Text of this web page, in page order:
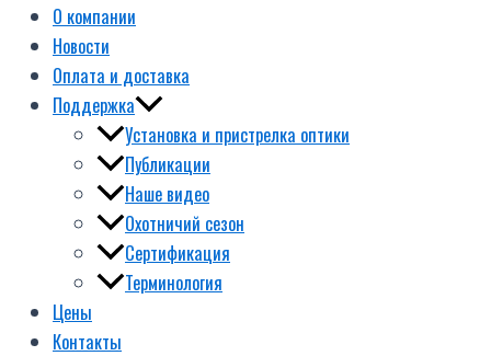
О компании
Новости
Оплата и доставка
Поддержка
Установка и пристрелка оптики
Публикации
Наше видео
Охотничий сезон
Сертификация
Терминология
Цены
Контакты